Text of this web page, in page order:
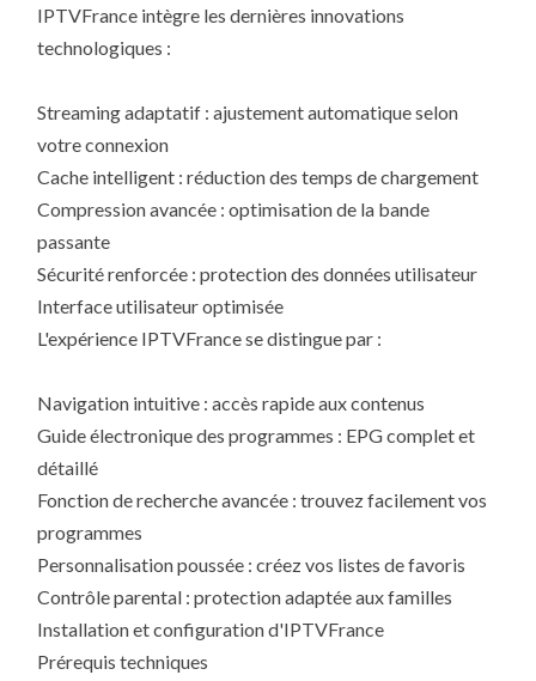
IPTVFrance intègre les dernières innovations
technologiques :
Streaming adaptatif : ajustement automatique selon
votre connexion
Cache intelligent : réduction des temps de chargement
Compression avancée : optimisation de la bande
passante
Sécurité renforcée : protection des données utilisateur
Interface utilisateur optimisée
L'expérience IPTVFrance se distingue par :
Navigation intuitive : accès rapide aux contenus
Guide électronique des programmes : EPG complet et
détaillé
Fonction de recherche avancée : trouvez facilement vos
programmes
Personnalisation poussée : créez vos listes de favoris
Contrôle parental : protection adaptée aux familles
Installation et configuration d'IPTVFrance
Prérequis techniques